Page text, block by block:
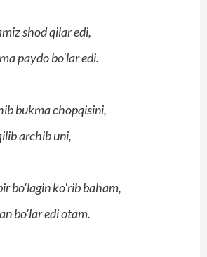
shod qilar edi,
paydo bo'lar edi.
bukma chopqisini,
archib uni,
bo'lagin ko'rib baham,
bo'lar edi otam.